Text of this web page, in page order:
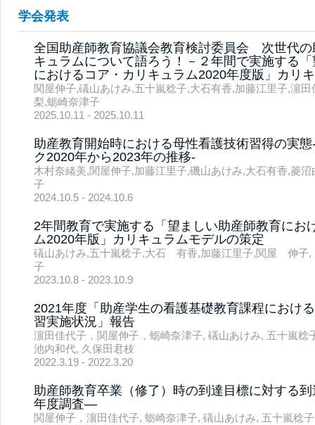
学会発表
全国助産師教育協議会教育検討委員会 次世代の
キュラムについて語ろう！－２年間で実施する
におけるコア・カリキュラム2020年度版」カリ
関屋伸子,礒山あけみ,五十嵐稔子,大石有香,加藤江里子,濵
梨,蛎崎奈津子
2025.10.11 - 2025.10.11
助産教育開始時における母性看護技術習得の実
ク2020年から2023年の推移‐
木村奈緒美,関屋伸子,加藤江里子,磯山あけみ,大石有香,菱
子
2024.10.5 - 2024.10.6
2年間教育で実施する「望ましい助産師教育にお
ム2020年版」カリキュラムモデルの策定
礒山あけみ,五十嵐稔子,大石 有香,加藤江里子,関屋 伸
子
2023.10.8 - 2023.10.9
2021年度「助産学生の看護基礎教育課程におけ
習実施状況」報告
濵田佳代子，関屋伸子，蛎崎奈津子, 礒山あけみ, 五十嵐稔
池内和代, 久保田君枝
2022.3.19 - 2022.3.20
助産師教育卒業（修了）時の到達目標に対する
年度調査―
関屋伸子，濵田佳代子, 蛎崎奈津子, 礒山あけみ, 五十嵐稔